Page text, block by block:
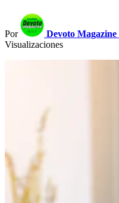
Por Devoto Magazine
Visualizaciones